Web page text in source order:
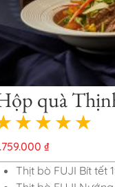
quà
₫
Thịt bò FUJI Bít tết